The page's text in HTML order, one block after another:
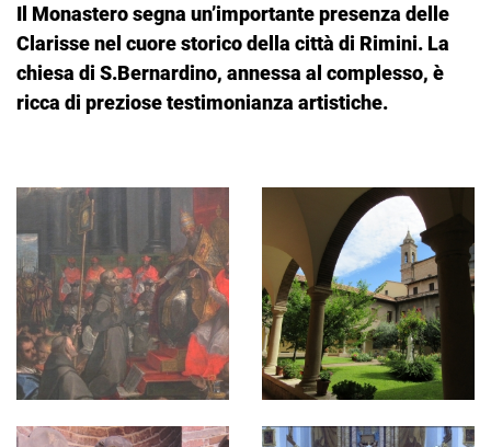
Il Monastero segna un’importante presenza delle
Clarisse nel cuore storico della città di Rimini. La
chiesa di S.Bernardino, annessa al complesso, è
ricca di preziose testimonianza artistiche.